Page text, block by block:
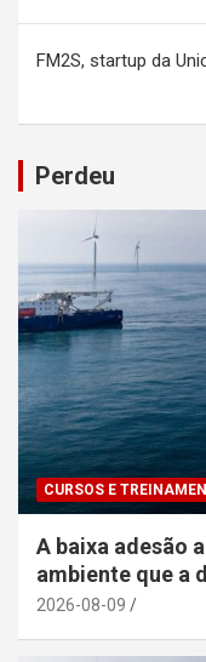
Post
FM2S, startup da
Perdeu
CURSOS E
A baixa adesão
ambiente que a
2026-08-09